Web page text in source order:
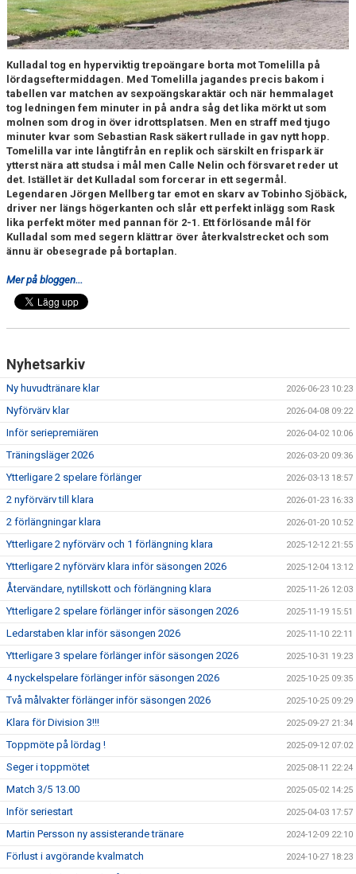
Kulladal tog en hyperviktig trepoängare borta mot Tomelilla på
lördagseftermiddagen. Med Tomelilla jagandes precis bakom i
tabellen var matchen av sexpoängskaraktär och när hemmalaget
tog ledningen fem minuter in på andra såg det lika mörkt ut som
molnen som drog in över idrottsplatsen. Men en straff med tjugo
minuter kvar som Sebastian Rask säkert rullade in gav nytt hopp.
Tomelilla var inte långtifrån en replik och särskilt en frispark är
ytterst nära att studsa i mål men Calle Nelin och försvaret reder ut
det. Istället är det Kulladal som forcerar in ett segermål.
Legendaren Jörgen Mellberg tar emot en skarv av Tobinho Sjöbäck,
driver ner längs högerkanten och slår ett perfekt inlägg som Rask
lika perfekt möter med pannan för 2-1. Ett förlösande mål för
Kulladal som med segern klättrar över återkvalstrecket och som
ännu är obesegrade på bortaplan.
Mer på bloggen...
Nyhetsarkiv
Ny huvudtränare klar 2026-06-23 10:23
Nyförvärv klar 2026-04-08 09:22
Inför seriepremiären 2026-04-02 10:06
Träningsläger 2026 2026-03-20 09:36
Ytterligare 2 spelare förlänger 2026-03-13 18:57
2 nyförvärv till klara 2026-01-23 16:33
2 förlängningar klara 2026-01-20 10:52
Ytterligare 2 nyförvärv och 1 förlängning klara 2025-12-12 21:55
Ytterligare 2 nyförvärv klara inför säsongen 2026 2025-12-04 13:12
Återvändare, nytillskott och förlängning klara 2025-11-26 12:03
Ytterligare 2 spelare förlänger inför säsongen 2026 2025-11-19 15:51
Ledarstaben klar inför säsongen 2026 2025-11-10 22:11
Ytterligare 3 spelare förlänger inför säsongen 2026 2025-10-31 19:23
4 nyckelspelare förlänger inför säsongen 2026 2025-10-25 09:35
Två målvakter förlänger inför säsongen 2026 2025-10-25 09:29
Klara för Division 3!!! 2025-09-27 21:34
Toppmöte på lördag ! 2025-09-12 07:02
Seger i toppmötet 2025-08-11 22:24
Match 3/5 13.00 2025-05-02 14:25
Inför seriestart 2025-04-03 17:57
Martin Persson ny assisterande tränare 2024-12-09 22:10
Förlust i avgörande kvalmatch 2024-10-27 18:23